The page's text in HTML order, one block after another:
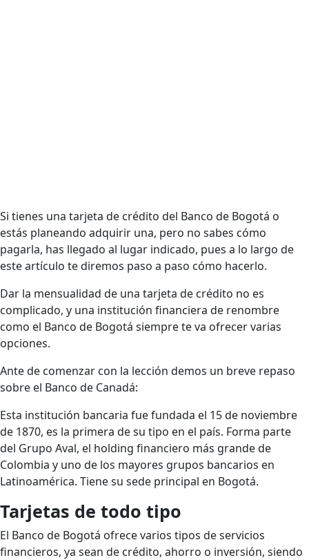
Si tienes una tarjeta de crédito del Banco de Bogotá o
estás planeando adquirir una, pero no sabes cómo
pagarla, has llegado al lugar indicado, pues a lo largo de
este artículo te diremos paso a paso cómo hacerlo.
Dar la mensualidad de una tarjeta de crédito no es
complicado, y una institución financiera de renombre
como el Banco de Bogotá siempre te va ofrecer varias
opciones.
Ante de comenzar con la lección demos un breve repaso
sobre el Banco de Canadá:
Esta institución bancaria fue fundada el 15 de noviembre
de 1870, es la primera de su tipo en el país. Forma parte
del Grupo Aval, el holding financiero más grande de
Colombia y uno de los mayores grupos bancarios en
Latinoamérica. Tiene su sede principal en Bogotá.
Tarjetas de todo tipo
El Banco de Bogotá ofrece varios tipos de servicios
financieros, ya sean de crédito, ahorro o inversión, siendo